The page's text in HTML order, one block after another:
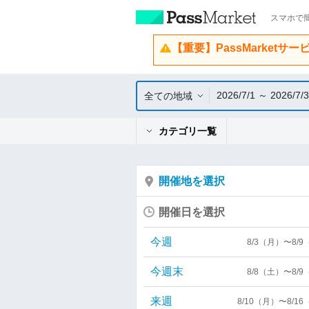
スマホで
【重要】PassMarketサー
全ての地域 2026/7/1 ～ 2026/7/
カテゴリ一覧
開催地を選択
開催日を選択
今週 8/3（月）〜8/9
今週末 8/8（土）〜8/9
来週 8/10（月）〜8/16